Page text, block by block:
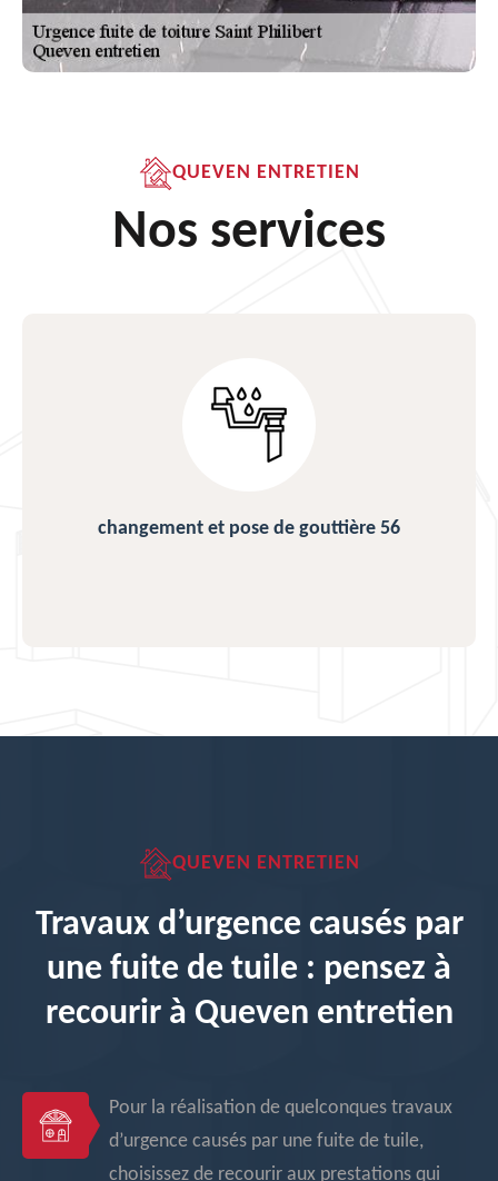
QUEVEN ENTRETIEN
Nos services
changement et pose de gouttière 56
QUEVEN ENTRETIEN
Travaux d’urgence causés par
une fuite de tuile : pensez à
recourir à Queven entretien
Pour la réalisation de quelconques travaux
d’urgence causés par une fuite de tuile,
choisissez de recourir aux prestations qui